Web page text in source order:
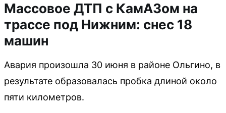
Массовое ДТП с КамАЗом на
трассе под Нижним: снес 18
машин
Авария произошла 30 июня в районе Ольгино, в
результате образовалась пробка длиной около
пяти километров.